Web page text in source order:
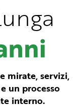
mirate, servizi,
un processo
interno.